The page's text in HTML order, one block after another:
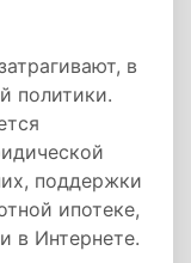
в
политики.
поддержки
ипотеке,
в Интернете.